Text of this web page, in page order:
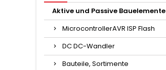
Aktive und Passive Bauelemente
MicrocontrollerAVR ISP Flash
DC DC-Wandler
Bauteile, Sortimente